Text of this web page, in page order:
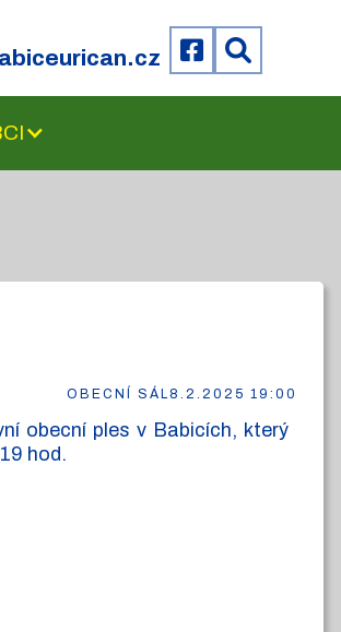
OBECNÍ SÁL8.2.2025 19:00
obecní ples v Babicích, který
hod.